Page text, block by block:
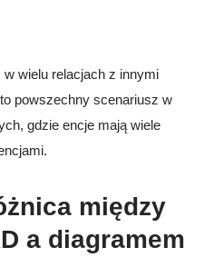
wielu relacjach z innymi
powszechny scenariusz w
gdzie encje mają wiele
między
a diagramem